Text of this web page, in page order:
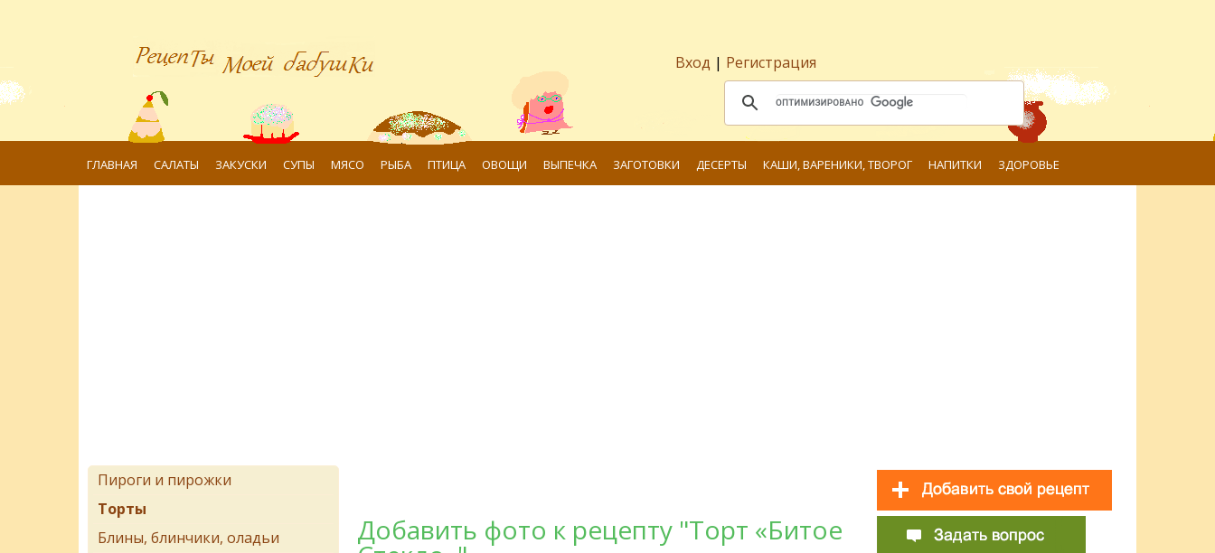
Вход | Регистрация
ГЛАВНАЯ САЛАТЫ ЗАКУСКИ СУПЫ МЯСО РЫБА ПТИЦА ОВОЩИ ВЫПЕЧКА ЗАГОТОВКИ ДЕСЕРТЫ КАШИ, ВАРЕНИКИ, ТВОРОГ НАПИТКИ ЗДОРОВЬЕ
Добавить фото к рецепту "Торт «Битое
Пироги и пирожки
Торты
Блины, блинчики, оладьи